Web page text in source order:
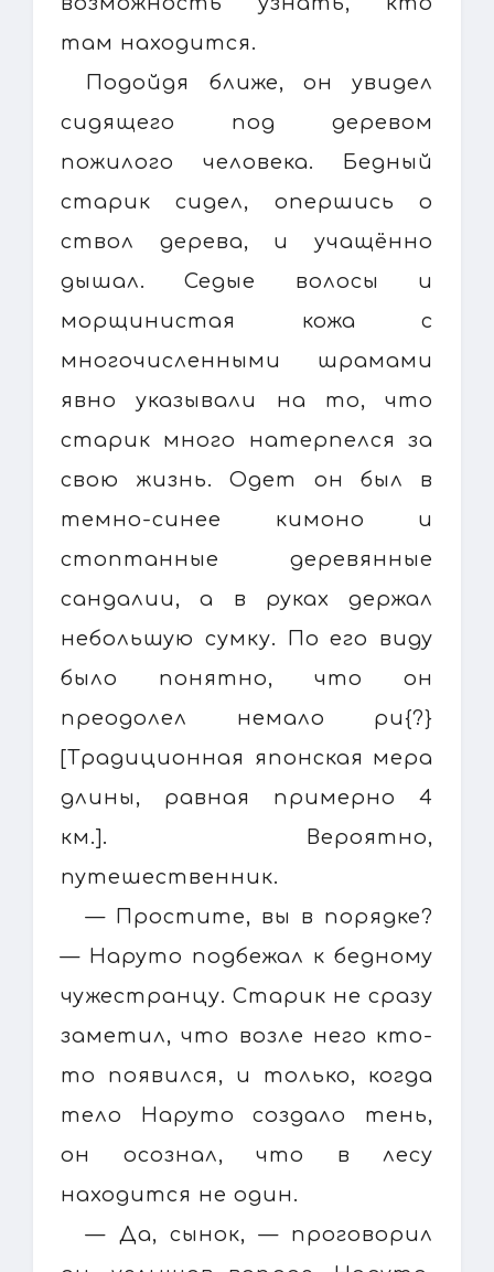
там находится.
Подойдя ближе, он увидел
сидящего под деревом
пожилого человека. Бедный
старик сидел, опершись о
ствол дерева, и учащённо
дышал. Седые волосы и
морщинистая кожа с
многочисленными шрамами
явно указывали на то, что
старик много натерпелся за
свою жизнь. Одет он был в
темно-синее кимоно и
стоптанные деревянные
сандалии, а в руках держал
небольшую сумку. По его виду
было понятно, что он
преодолел немало ри{?}
[Традиционная японская мера
длины, равная примерно 4
км.]. Вероятно,
путешественник.
— Простите, вы в порядке?
— Наруто подбежал к бедному
чужестранцу. Старик не сразу
заметил, что возле него кто-
то появился, и только, когда
тело Наруто создало тень,
он осознал, что в лесу
находится не один.
— Да, сынок, — проговорил